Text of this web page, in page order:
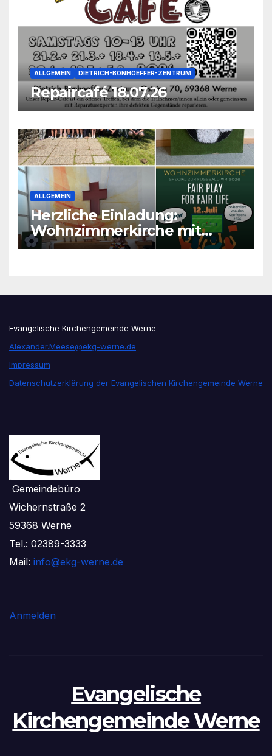
ALLGEMEIN DIETRICH-BONHOEFFER-ZENTRUM
Repaircafé 18.07.26
ALLGEMEIN
Herzliche Einladung:
Wohnzimmerkirche mit
unseren Konfis
Evangelische Kirchengemeinde Werne
Alexander.Meese@ekg-werne.de
Impressum
Datenschutzerklärung der Evangelischen Kirchengemeinde Werne
Gemeindebüro
Wichernstraße 2
59368 Werne
Tel.: 02389-3333
Mail: info@ekg-werne.de
Anmelden
Evangelische
Kirchengemeinde Werne